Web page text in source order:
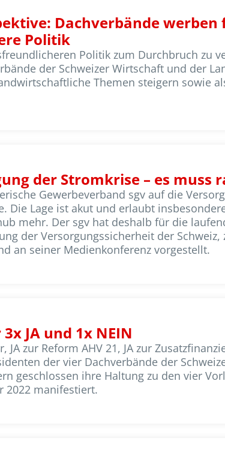
Dachverbände
Politik
Politik zum Durchbruch zu
der Schweizer Wirtschaft und der
Themen steigern sowie
der Stromkrise – es muss
Gewerbeverband sgv auf die
Die Lage ist akut und erlaubt
mehr. Der sgv hat deshalb für die
der Versorgungssicherheit der
an seiner Medienkonferenz vorgestellt.
JA und 1x NEIN
JA zur Reform AHV 21, JA zur
der vier Dachverbände der
geschlossen ihre Haltung zu den vier
2022 manifestiert.